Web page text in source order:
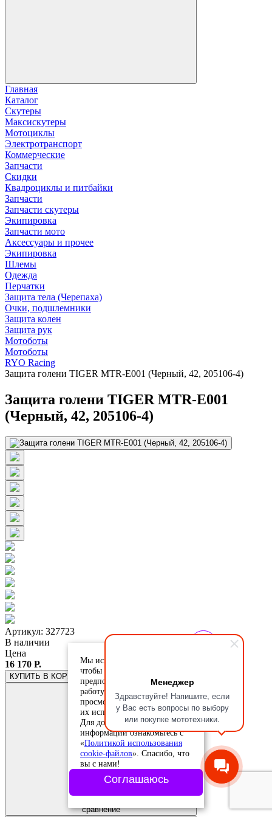
Менеджер
Здравствуйте! Напишите, если
у Вас есть вопросы по выбору
или покупке мототехники.
Главная
Каталог
Скутеры
Максискутеры
Мотоциклы
Электротранспорт
Коммерческие
Запчасти
Скидки
Квадроциклы и питбайки
Запчасти
Запчасти скутеры
Экипировка
Запчасти мото
Аксессуары и прочее
Экипировка
Шлемы
Одежда
Перчатки
Защита тела (Черепаха)
Очки, подшлемники
Защита колен
Защита рук
Мотоботы
Мотоботы
RYO Racing
Защита голени TIGER MTR-E001 (Черный, 42, 205106-4)
Защита голени TIGER MTR-E001
(Черный, 42, 205106-4)
Артикул: 327723
В наличии
Цена
16 170 Р.
КУПИТЬ В КОРЗИНЕ
Добавить в
сравнение
Мы используем cookie-файлы,
чтобы учесть ваши
предпочтения и улучшить
работу сайта. Продолжая
просмотр, вы соглашаетесь с
их использованием.
Для дополнительной
информации ознакомьтесь с
«Политикой использования
cookie-файлов». Спасибо, что
вы с нами!
Соглашаюсь